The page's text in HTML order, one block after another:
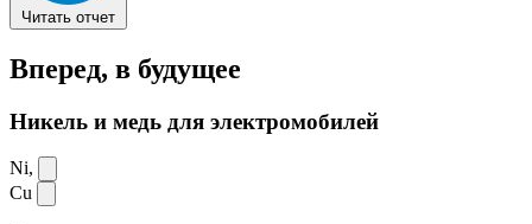
Читать отчет
Вперед, в будущее
Никель и медь для электромобилей
Ni,
Cu